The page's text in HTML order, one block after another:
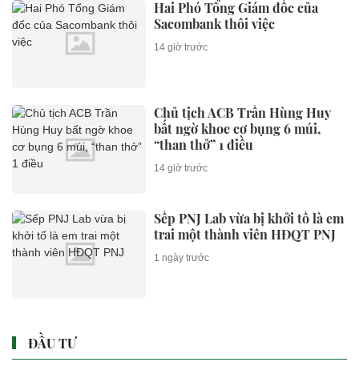
Hai Phó Tổng Giám đốc của
Sacombank thôi việc
14 giờ trước
Chủ tịch ACB Trần Hùng Huy
bất ngờ khoe cơ bụng 6 múi,
“than thở” 1 điều
14 giờ trước
Sếp PNJ Lab vừa bị khởi tố là em
trai một thành viên HĐQT PNJ
1 ngày trước
ĐẦU TƯ